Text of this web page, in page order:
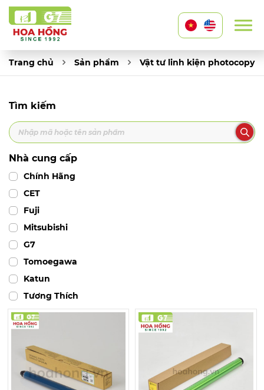
Trang chủ Sản phẩm Vật tư linh kiện photocopy
Tìm kiếm
Nhà cung cấp
Chính Hãng
CET
Fuji
Mitsubishi
G7
Tomoegawa
Katun
Tương Thích